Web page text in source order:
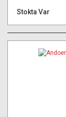
Stokta Var